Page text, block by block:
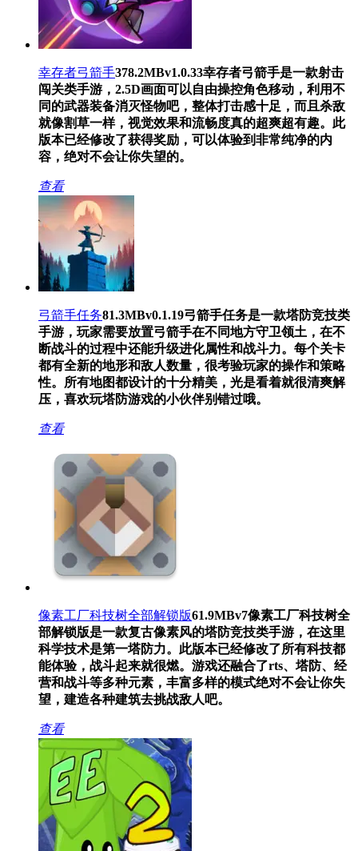
幸存者弓箭手378.2MBv1.0.33幸存者弓箭手是一款射击
闯关类手游，2.5D画面可以自由操控角色移动，利用不
同的武器装备消灭怪物吧，整体打击感十足，而且杀敌
就像割草一样，视觉效果和流畅度真的超爽超有趣。此
版本已经修改了获得奖励，可以体验到非常纯净的内
容，绝对不会让你失望的。
查看
弓箭手任务81.3MBv0.1.19弓箭手任务是一款塔防竞技类
手游，玩家需要放置弓箭手在不同地方守卫领土，在不
断战斗的过程中还能升级进化属性和战斗力。每个关卡
都有全新的地形和敌人数量，很考验玩家的操作和策略
性。所有地图都设计的十分精美，光是看着就很清爽解
压，喜欢玩塔防游戏的小伙伴别错过哦。
查看
像素工厂科技树全部解锁版61.9MBv7像素工厂科技树全
部解锁版是一款复古像素风的塔防竞技类手游，在这里
科学技术是第一塔防力。此版本已经修改了所有科技都
能体验，战斗起来就很燃。游戏还融合了rts、塔防、经
营和战斗等多种元素，丰富多样的模式绝对不会让你失
望，建造各种建筑去挑战敌人吧。
查看